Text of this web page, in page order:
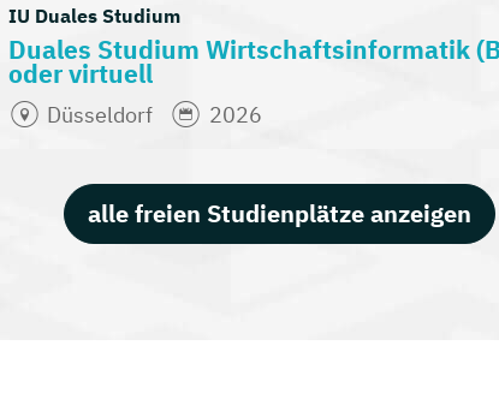
IU Duales Studium
Duales Studium Wirtschaftsinformatik
oder virtuell
Düsseldorf 2026
alle freien Studienplätze anzeigen